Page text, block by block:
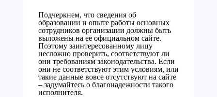
Подчеркнем, что сведения об
образовании и опыте работы основных
сотрудников организации должны быть
выложены на ее официальном сайте.
Поэтому заинтересованному лицу
несложно проверить, соответствуют ли
они требованиям законодательства. Если
они не соответствуют этим условиям, или
такие данные вовсе отсутствуют на сайте
– задумайтесь о благонадежности такого
исполнителя.